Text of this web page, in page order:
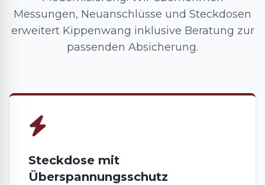
Messungen, Neuanschlüsse und Steckdosen
erweitert Kippenwang inklusive Beratung zur
passenden Absicherung.
Steckdose mit
Überspannungsschutz